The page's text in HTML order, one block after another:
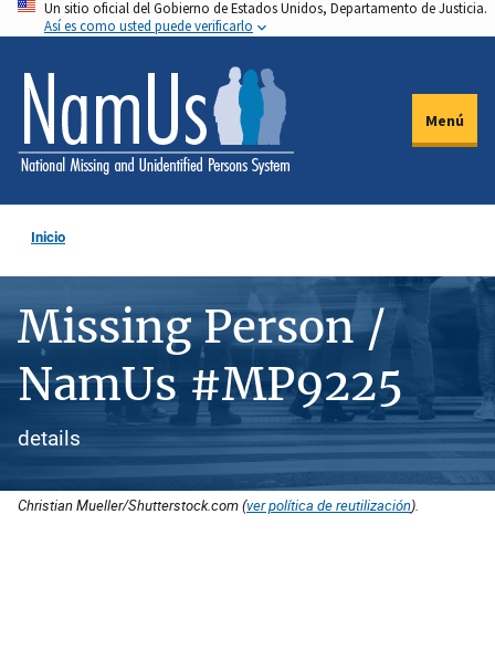
Pasar
al
contenido
principal
Un sitio oficial del Gobierno de Estados Unidos, Departamento de Justicia.
Así es como usted puede verificarlo
Menú
Inicio
Missing Person /
NamUs #MP9225
details
Christian Mueller/Shutterstock.com (ver política de reutilización).